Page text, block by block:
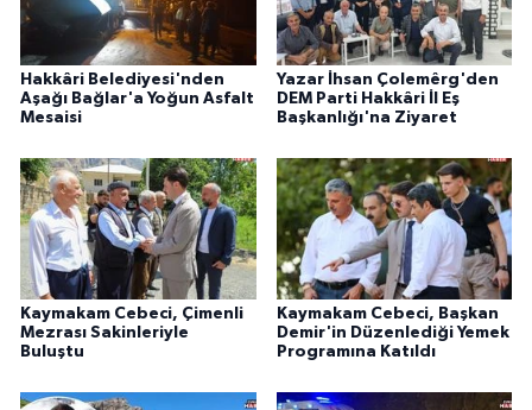
Hakkâri Belediyesi'nden
Aşağı Bağlar'a Yoğun Asfalt
Mesaisi
Yazar İhsan Çolemêrg'den
DEM Parti Hakkâri İl Eş
Başkanlığı'na Ziyaret
Kaymakam Cebeci, Çimenli
Mezrası Sakinleriyle
Buluştu
Kaymakam Cebeci, Başkan
Demir'in Düzenlediği Yemek
Programına Katıldı